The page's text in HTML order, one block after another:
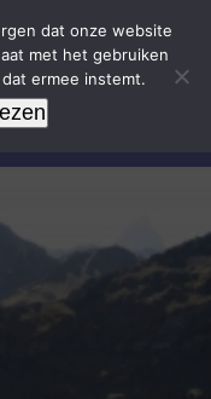
dat onze website
met het gebruiken
ermee instemt.